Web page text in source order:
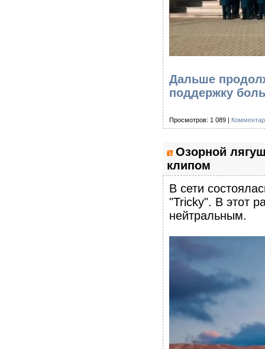
Дальше
поддержку
Просмотров: 1 089 |
Озорной
клипом
В сети
"Tricky". В этот
нейтральным.